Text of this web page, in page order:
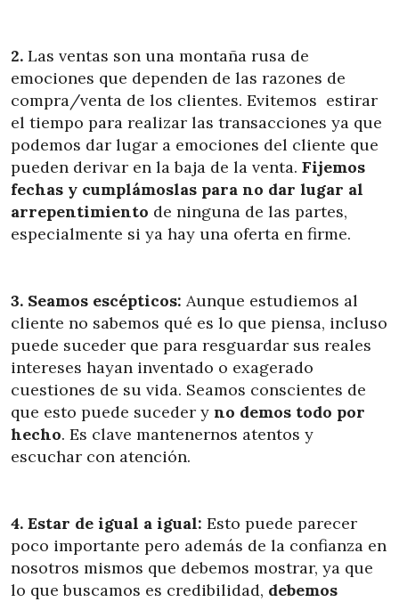
2. Las ventas son una montaña rusa de
emociones que dependen de las razones de
compra/venta de los clientes. Evitemos estirar
el tiempo para realizar las transacciones ya que
podemos dar lugar a emociones del cliente que
pueden derivar en la baja de la venta. Fijemos
fechas y cumplámoslas para no dar lugar al
arrepentimiento de ninguna de las partes,
especialmente si ya hay una oferta en firme.
3. Seamos escépticos: Aunque estudiemos al
cliente no sabemos qué es lo que piensa, incluso
puede suceder que para resguardar sus reales
intereses hayan inventado o exagerado
cuestiones de su vida. Seamos conscientes de
que esto puede suceder y no demos todo por
hecho. Es clave mantenernos atentos y
escuchar con atención.
4. Estar de igual a igual: Esto puede parecer
poco importante pero además de la confianza en
nosotros mismos que debemos mostrar, ya que
lo que buscamos es credibilidad, debemos